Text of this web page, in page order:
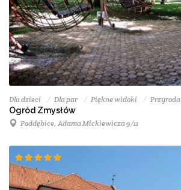
Dla dzieci Dla par Piękne widoki Przyroda
Ogród Zmysłów
Poddębice, Adama Mickiewicza 9/11